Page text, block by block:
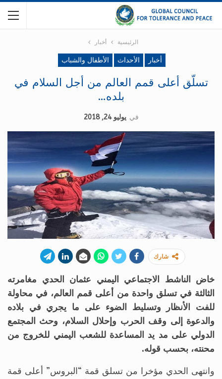
الرئيسية أخبار
أخبار الأحداث الأطفال والشباب
تسلّق أعلى قمم العالم من أجل السلام في
بلده…
في يوليو 24, 2018
شارك
خاض الناشط الاجتماعي اليمني عثمان الحدي مغامرته
الثالثة في تسلق واحدة من أعلى قمم العالم، في محاولة
للفت الأنظار وتسليط الضوء على ما يجري في بلاده
والدعوة إلى وقف الحرب وإحلال السلام، وحث المجتمع
الدولي على مد يد المساعدة للشعب اليمني للخروج من
محنته، بحسب قوله.
وانتهى الحدي مؤخرا من تسلق قمة “البروس” أعلى قمة